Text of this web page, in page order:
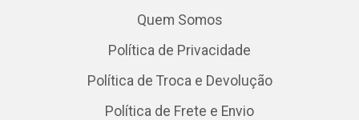
Quem Somos
Política de Privacidade
Política de Troca e Devolução
Política de Frete e Envio